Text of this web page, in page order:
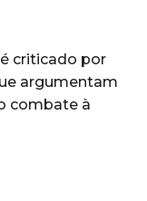
criticado por
argumentam
combate à